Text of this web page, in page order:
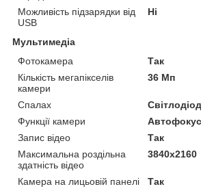
Можливість підзарядки від
USB
Ні
Мультимедіа
Фотокамера
Так
Кількість мегапікселів
камери
36 Мп
Спалах
Функції камери
Автофокус
Запис відео
Так
Максимальна роздільна
здатність відео
3840x2160
Камера на лицьовій панелі
Так